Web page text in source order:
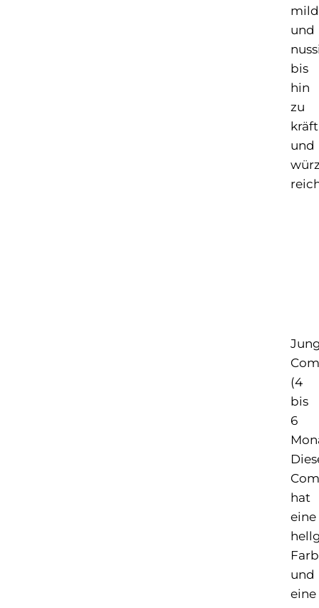
mild
und
bis
hin
zu
und
(4
bis
6
hat
eine
und
eine